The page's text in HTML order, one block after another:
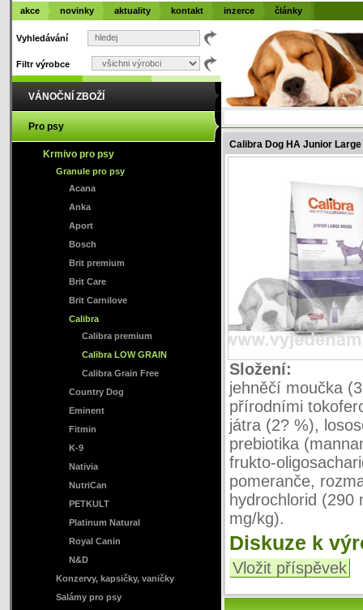
Calibra Dog HA Junior
Složení:
jehněčí moučka
přírodními
játra (2? %),
prebiotika
frukto-
pomeranče,
hydrochlorid
mg/kg).
Diskuze k
Vložit příspěvek
Vyhledávání
Filtr výrobce
VÁNOČNÍ ZBOŽÍ
Pro psy
Krmivo pro psy
Granule pro psy
Acana
Anka
Aport
Bosch
Brit premium
Brit Care
Brit Carnilove
Calibra
Calibra premium
Calibra LOW GRAIN
Calibra Grain Free
Country Dog
Eminent
Fitmin
K-9
Nativia
NutriCan
PETKULT
Platinum Natural
Royal Canin
N&D
Konzervy, kapsičky, vaničky
Salámy pro psy
akce novinky aktuality kontakt inzerce články